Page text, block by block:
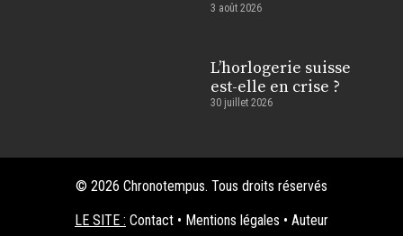
3 août 2026
L’horlogerie suisse
est-elle en crise ?
30 juillet 2026
© 2026 Chronotempus. Tous droits réservés
LE SITE : Contact • Mentions légales • Auteur